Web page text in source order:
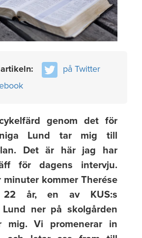
på Twitter
genom det för
Lund tar mig till
Det är här jag har
för dagens intervju.
kommer Therése
22 år, en av KUS:s
ner på skolgården
mig. Vi promenerar in